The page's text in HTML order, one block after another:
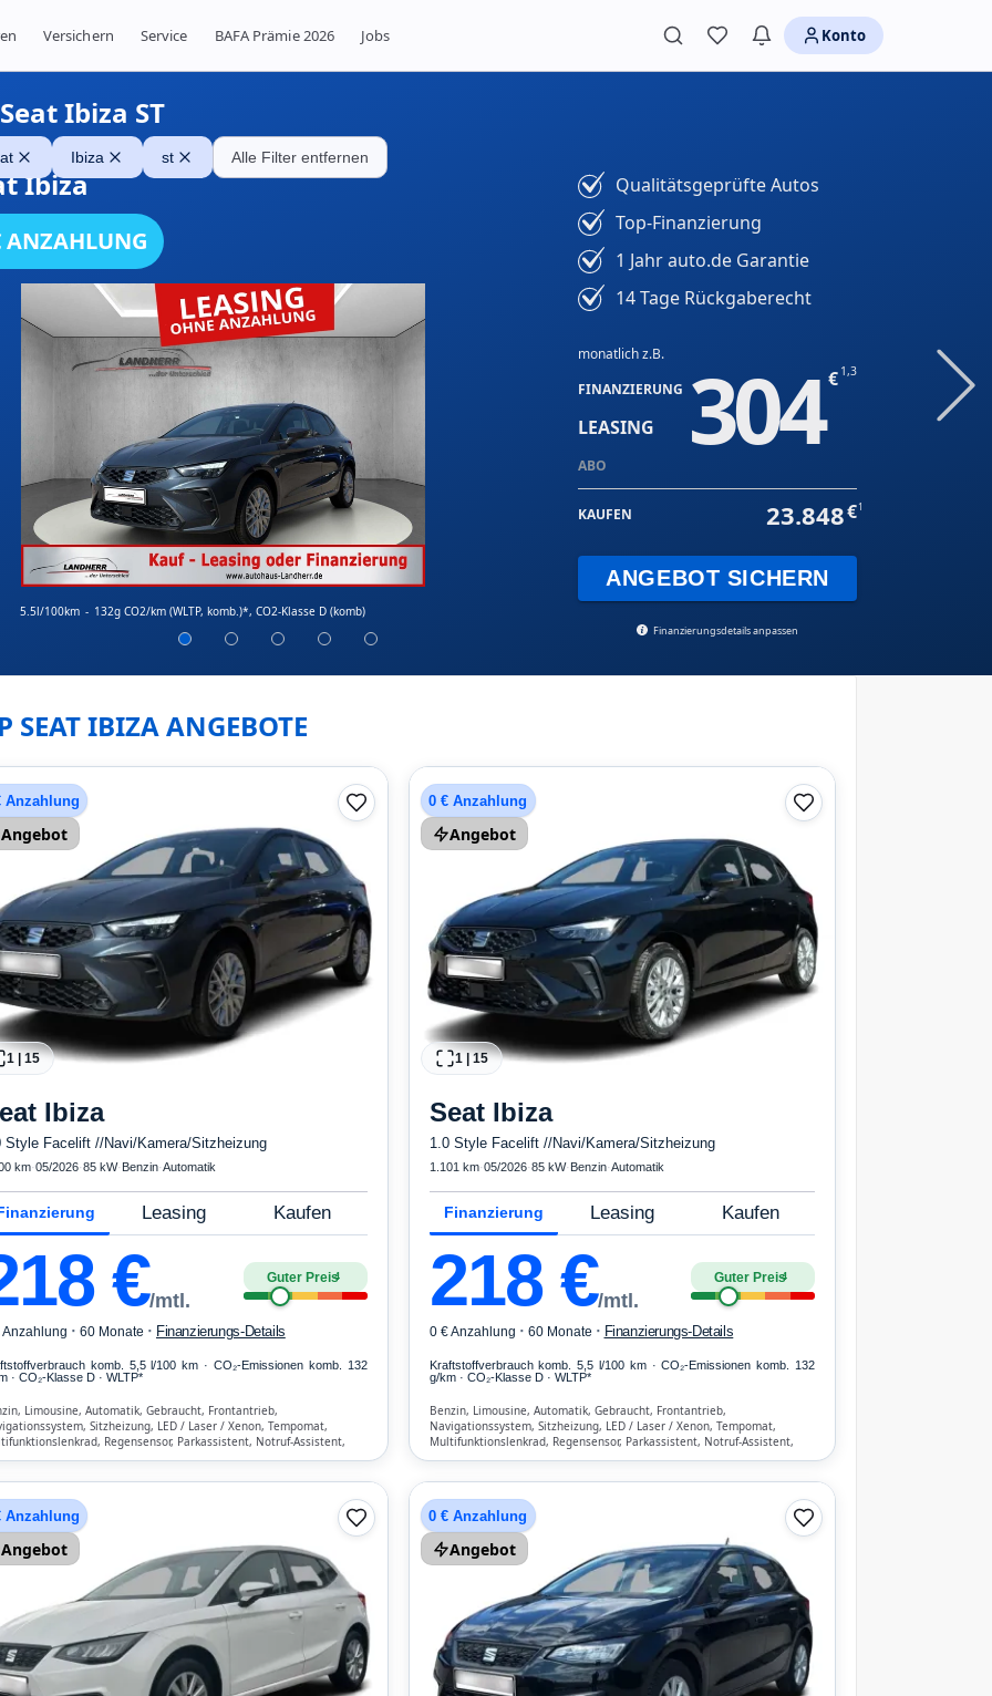
Versichern Service BAFA Prämie 2026 Jobs Konto
Seat Ibiza ST
Ibiza st Alle Filter entfernen
Ibiza
ANZAHLUNG
5.5l/100km - 132g CO2/km (WLTP, komb.)*, CO2-Klasse D (komb)
Qualitätsgeprüfte Autos
Top-Finanzierung
1 Jahr auto.de Garantie
14 Tage Rückgaberecht
monatlich z.B.
FINANZIERUNG
LEASING
ABO 304 1,3
KAUFEN 23.848 1
ANGEBOT SICHERN
Finanzierungsdetails anpassen
SEAT IBIZA ANGEBOTE
Anzahlung
Angebot
1 15
Ibiza
Style Facelift //Navi/Kamera/Sitzheizung
km·05/2026·85 kW· Benzin·Automatik
Leasing Kaufen
€/mtl.
Guter Preis4
Anzahlung · 60 Monate · Finanzierungs-Details
komb. 5,5 l/100 km · CO₂-Emissionen komb. 132
· CO₂-Klasse D · WLTP*
Limousine, Automatik, Gebraucht, Frontantrieb,
Sitzheizung, LED / Laser / Xenon, Tempomat,
Regensensor, Parkassistent, Notruf-Assistent,
Start/Stopp-Automatik, Bluetooth, Freisprecheinrichtung,
0 € Anzahlung
Angebot
1| 15
Seat Ibiza
1.0 Style Facelift //Navi/Kamera/Sitzheizung
1.101 km·05/2026·85 kW· Benzin·Automatik
Finanzierung Leasing Kaufen
218€/mtl.
Guter Preis4
0 € Anzahlung · 60 Monate · Finanzierungs-Details
Kraftstoffverbrauch komb. 5,5 l/100 km · CO₂-Emissionen komb. 132
g/km · CO₂-Klasse D · WLTP*
Benzin, Limousine, Automatik, Gebraucht, Frontantrieb,
Navigationssystem, Sitzheizung, LED / Laser / Xenon, Tempomat,
Multifunktionslenkrad, Regensensor, Parkassistent, Notruf-Assistent,
Lichtsensor, Start/Stopp-Automatik, Bluetooth, Freisprecheinrichtung,
Anzahlung
Angebot
0 € Anzahlung
Angebot